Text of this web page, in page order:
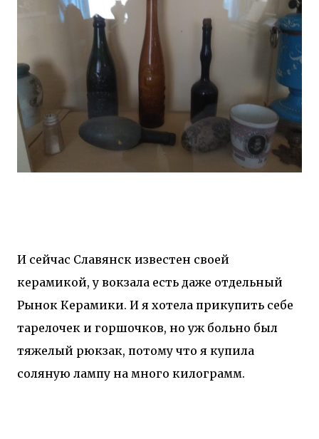
И сейчас Славянск известен своей
керамикой, у вокзала есть даже отдельный
Рынок Керамики. И я хотела прикупить себе
тарелочек и горшочков, но уж больно был
тяжелый рюкзак, потому что я купила
соляную лампу на много килограмм.